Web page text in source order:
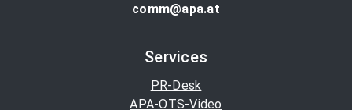
comm@apa.at
Services
PR-Desk
APA-OTS-Video